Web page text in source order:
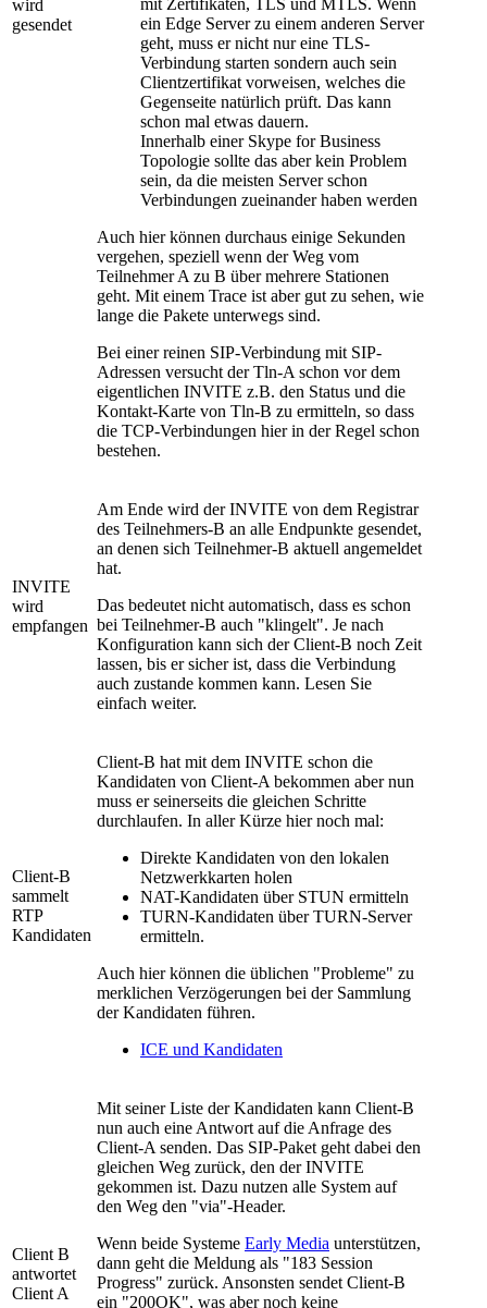
wird
gesendet
mit Zertifikaten, TLS und MTLS. Wenn
ein Edge Server zu einem anderen Server
geht, muss er nicht nur eine TLS-
Verbindung starten sondern auch sein
Clientzertifikat vorweisen, welches die
Gegenseite natürlich prüft. Das kann
schon mal etwas dauern.
Innerhalb einer Skype for Business
Topologie sollte das aber kein Problem
sein, da die meisten Server schon
Verbindungen zueinander haben werden
Auch hier können durchaus einige Sekunden
vergehen, speziell wenn der Weg vom
Teilnehmer A zu B über mehrere Stationen
geht. Mit einem Trace ist aber gut zu sehen, wie
lange die Pakete unterwegs sind.
Bei einer reinen SIP-Verbindung mit SIP-
Adressen versucht der Tln-A schon vor dem
eigentlichen INVITE z.B. den Status und die
Kontakt-Karte von Tln-B zu ermitteln, so dass
die TCP-Verbindungen hier in der Regel schon
bestehen.
INVITE
wird
empfangen
Am Ende wird der INVITE von dem Registrar
des Teilnehmers-B an alle Endpunkte gesendet,
an denen sich Teilnehmer-B aktuell angemeldet
hat.
Das bedeutet nicht automatisch, dass es schon
bei Teilnehmer-B auch "klingelt". Je nach
Konfiguration kann sich der Client-B noch Zeit
lassen, bis er sicher ist, dass die Verbindung
auch zustande kommen kann. Lesen Sie
einfach weiter.
Client-B
sammelt
RTP
Kandidaten
Client-B hat mit dem INVITE schon die
Kandidaten von Client-A bekommen aber nun
muss er seinerseits die gleichen Schritte
durchlaufen. In aller Kürze hier noch mal:
Direkte Kandidaten von den lokalen
Netzwerkkarten holen
NAT-Kandidaten über STUN ermitteln
TURN-Kandidaten über TURN-Server
ermitteln.
Auch hier können die üblichen "Probleme" zu
merklichen Verzögerungen bei der Sammlung
der Kandidaten führen.
ICE und Kandidaten
Client B
antwortet
Client A
Mit seiner Liste der Kandidaten kann Client-B
nun auch eine Antwort auf die Anfrage des
Client-A senden. Das SIP-Paket geht dabei den
gleichen Weg zurück, den der INVITE
gekommen ist. Dazu nutzen alle System auf
den Weg den "via"-Header.
Wenn beide Systeme Early Media unterstützen,
dann geht die Meldung als "183 Session
Progress" zurück. Ansonsten sendet Client-B
ein "200OK", was aber noch keine